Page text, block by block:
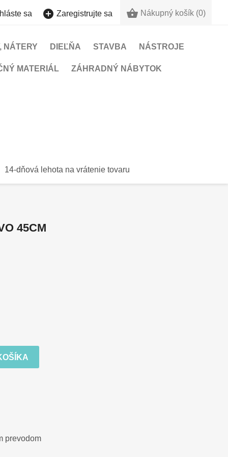
sa  Zaregistrujte sa  Nákupný košík (0)
NÁTERY DIEĽŇA STAVBA NÁSTROJE
MATERIÁL ZÁHRADNÝ NÁBYTOK
14-dňová lehota na vrátenie tovaru
45CM
prevodom